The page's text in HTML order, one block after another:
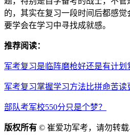
的，其实在复习一段时间后都感觉
要学会在学习中寻找成就感。
推荐阅读：
军考复习是临阵磨枪好还是有计划
军考复习掌握学习方法比拼命苦读
部队考军校550分只是个梦？
版权所有 © 崔爱功军考，请勿转载